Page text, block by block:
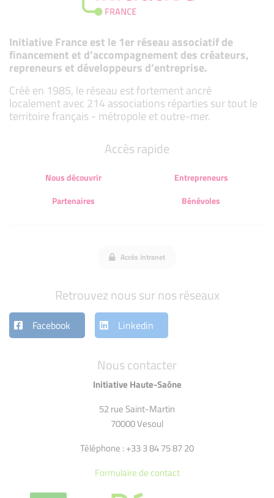
Initiative France est le 1er réseau associatif de
financement et d’accompagnement des créateurs,
repreneurs et développeurs d’entreprise.
Créé en 1985, le réseau est fortement ancré
localement avec 214 associations réparties sur tout le
territoire français - métropole et outre-mer.
Nous contacter
Initiative Haute-Saône
52 rue Saint-Martin
70000 Vesoul
Téléphone : +33 3 84 75 87 20
Formulaire de contact
Accès rapide
Nous découvrir
Entrepreneurs
Partenaires
Bénévoles
Accès intranet
Retrouvez nous sur nos réseaux
Facebook Linkedin